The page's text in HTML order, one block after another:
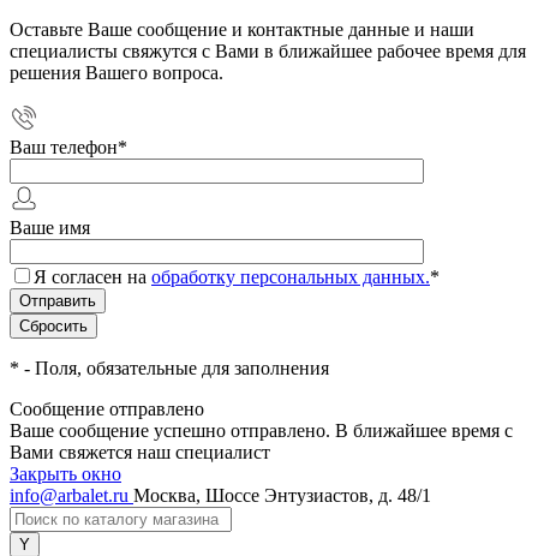
Оставьте Ваше сообщение и контактные данные и наши
специалисты свяжутся с Вами в ближайшее рабочее время для
решения Вашего вопроса.
Ваш телефон*
Ваше имя
Я согласен на обработку персональных данных.*
* - Поля, обязательные для заполнения
Сообщение отправлено
Ваше сообщение успешно отправлено. В ближайшее время с
Вами свяжется наш специалист
Закрыть окно
info@arbalet.ru Москва, Шоссе Энтузиастов, д. 48/1